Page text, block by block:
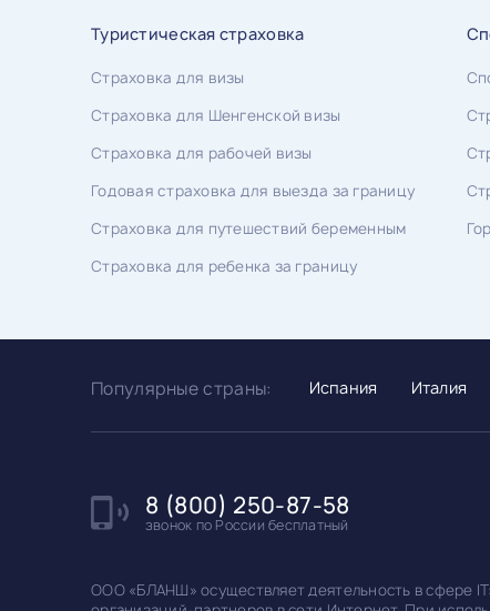
Туристическая страховка
Страховка для визы
Страховка для Шенгенской визы
Страховка для рабочей визы
Годовая страховка для выезда за границу
Страховка для путешествий беременным
Страховка для ребенка за границу
Популярные страны: Испания Италия
8 (800) 250-87-58
звонок по России бесплатный
ООО «БЛАНШ» осуществляет деятельность в сфере